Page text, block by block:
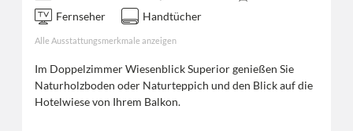
Fernseher
Handtücher
Alle Ausstattungsmerkmale anzeigen
Im Doppelzimmer Wiesenblick Superior genießen Sie
Naturholzboden oder Naturteppich und den Blick auf die
Hotelwiese von Ihrem Balkon.